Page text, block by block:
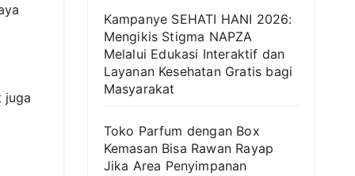
juga
Kampanye SEHATI HANI 2026:
Mengikis Stigma NAPZA
Melalui Edukasi Interaktif dan
Layanan Kesehatan Gratis bagi
Masyarakat
Toko Parfum dengan Box
Kemasan Bisa Rawan Rayap
Jika Area Penyimpanan